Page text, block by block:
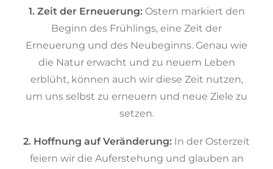
1. Zeit der Erneuerung:Ostern markiert den
Beginn des Frühlings, eine Zeit der
Erneuerung und des Neubeginns. Genau wie
die Natur erwacht und zu neuem Leben
erblüht, können auch wir diese Zeit nutzen,
um uns selbst zu erneuern und neue Ziele zu
setzen.
2. Hoffnung auf Veränderung: In der Osterzeit
feiern wir die Auferstehung und glauben an